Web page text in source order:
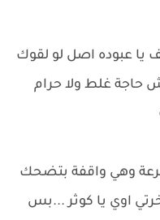
عبوده اصل لو لقوك
حاجة غلط ولا حرام
وهي واقفة بتضحك
اوي يا كوثر ...بس